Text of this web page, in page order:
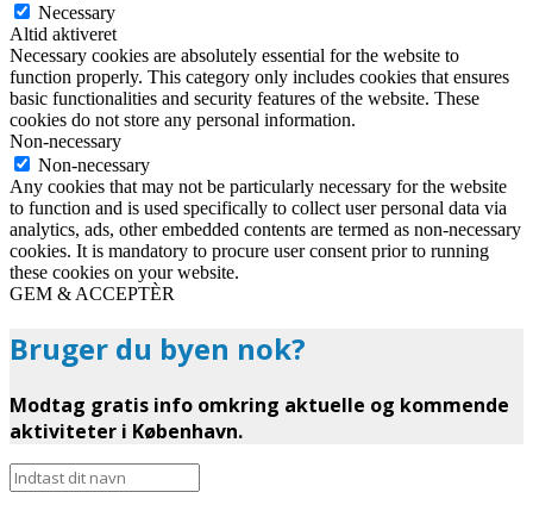
Necessary
Altid aktiveret
Necessary cookies are absolutely essential for the website to
function properly. This category only includes cookies that ensures
basic functionalities and security features of the website. These
cookies do not store any personal information.
Non-necessary
Non-necessary
Any cookies that may not be particularly necessary for the website
to function and is used specifically to collect user personal data via
analytics, ads, other embedded contents are termed as non-necessary
cookies. It is mandatory to procure user consent prior to running
these cookies on your website.
GEM & ACCEPTÈR
Bruger du byen nok?
Modtag gratis info omkring aktuelle og kommende
aktiviteter i København.